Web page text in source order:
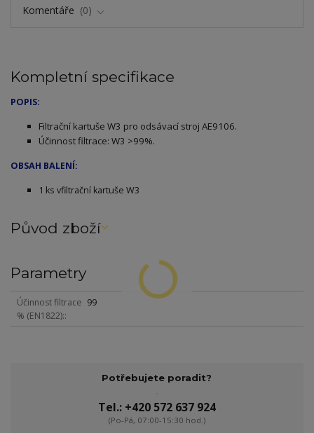
Komentáře
0
Kompletní specifikace
POPIS:
Filtrační kartuše W3 pro odsávací stroj AE9106.
Účinnost filtrace: W3 >99%.
OBSAH BALENÍ:
1 ks vfiltrační kartuše W3
Původ zboží
Parametry
Účinnost filtrace
% (EN1822):
99
Potřebujete poradit?
Tel.: +420 572 637 924
(Po-Pá, 07:00-15:30 hod.)